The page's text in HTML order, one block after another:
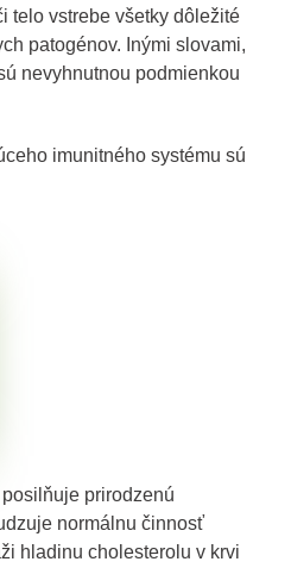
telo vstrebe všetky dôležité
patogénov. Inými slovami,
nevyhnutnou podmienkou
imunitného systému sú
posilňuje prirodzenú
normálnu činnosť
hladinu cholesterolu v krvi